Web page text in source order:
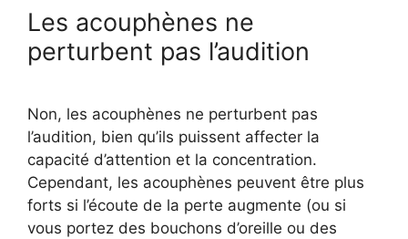
Les acouphènes ne
perturbent pas l’audition
Non, les acouphènes ne perturbent pas
l’audition, bien qu’ils puissent affecter la
capacité d’attention et la concentration.
Cependant, les acouphènes peuvent être plus
forts si l’écoute de la perte augmente (ou si
vous portez des bouchons d’oreille ou des